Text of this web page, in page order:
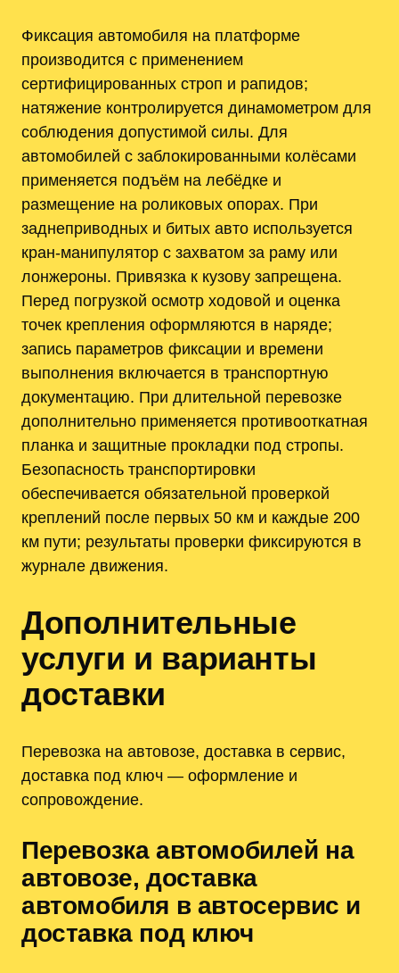
Фиксация автомобиля на платформе
производится с применением
сертифицированных строп и рапидов;
натяжение контролируется динамометром для
соблюдения допустимой силы. Для
автомобилей с заблокированными колёсами
применяется подъём на лебёдке и
размещение на роликовых опорах. При
заднеприводных и битых авто используется
кран-манипулятор с захватом за раму или
лонжероны. Привязка к кузову запрещена.
Перед погрузкой осмотр ходовой и оценка
точек крепления оформляются в наряде;
запись параметров фиксации и времени
выполнения включается в транспортную
документацию. При длительной перевозке
дополнительно применяется противооткатная
планка и защитные прокладки под стропы.
Безопасность транспортировки
обеспечивается обязательной проверкой
креплений после первых 50 км и каждые 200
км пути; результаты проверки фиксируются в
журнале движения.
Дополнительные
услуги и варианты
доставки
Перевозка на автовозе, доставка в сервис,
доставка под ключ — оформление и
сопровождение.
Перевозка автомобилей на
автовозе, доставка
автомобиля в автосервис и
доставка под ключ